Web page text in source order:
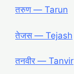
तरुण ― Tarun
तेजस ― Tejash
तनवीर ― Tanvir